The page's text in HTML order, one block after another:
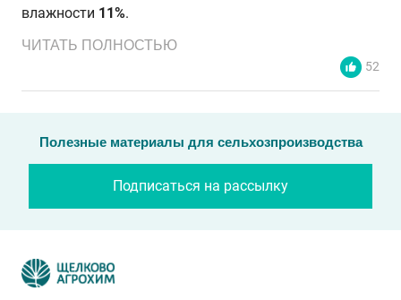
влажности 11%.
ЧИТАТЬ ПОЛНОСТЬЮ
52
Полезные материалы для сельхозпроизводства
Подписаться на рассылку